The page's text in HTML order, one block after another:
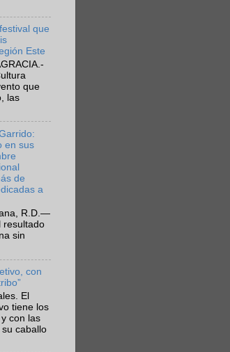
que
Este
que
las
en sus
de
a
R.D.—
resultado
sin
con
El
tiene los
con las
caballo